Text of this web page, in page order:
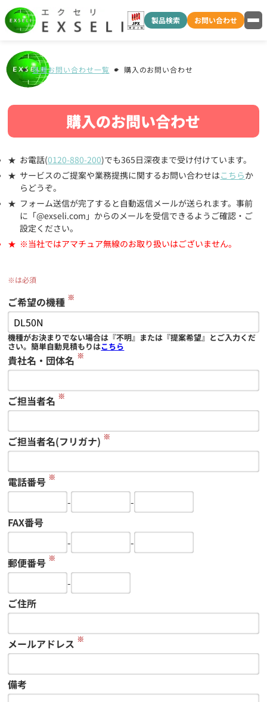
製品検索 お問い合わせ
各種お問い合わせ一覧 購入のお問い合わせ
購入のお問い合わせ
お電話(0120-880-200)でも365日深夜まで受け付けています。
サービスのご提案や業務提携に関するお問い合わせはこちらか
らどうぞ。
フォーム送信が完了すると自動返信メールが送られます。事前
に「@exseli.com」からのメールを受信できるようご確認・ご
設定ください。
※当社ではアマチュア無線のお取り扱いはございません。
※は必須
ご希望の機種 ※
機種がお決まりでない場合は『不明』または『提案希望』とご入力くだ
さい。簡単自動見積もりはこちら
貴社名・団体名 ※
ご担当者名 ※
ご担当者名(フリガナ) ※
電話番号 ※
-
-
FAX番号
-
-
郵便番号 ※
-
ご住所
メールアドレス ※
備考